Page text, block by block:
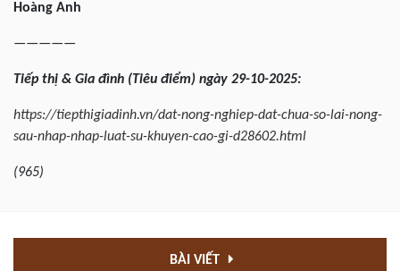
Hoàng Anh
—————
Tiếp thị & Gia đình (Tiêu điểm) ngày 29-10-2025:
https://tiepthigiadinh.vn/dat-nong-nghiep-dat-chua-so-lai-nong-
sau-nhap-nhap-luat-su-khuyen-cao-gi-d28602.html
(965)
BÀI VIẾT